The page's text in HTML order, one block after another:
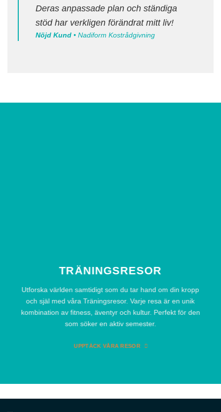
Deras anpassade plan och ständiga
stöd har verkligen förändrat mitt liv!
Nöjd Kund• Nadiform Kostrådgivning
TRÄNINGSRESOR
Utforska världen samtidigt som du tar hand om din kropp
och själ med våra Träningsresor. Varje resa är en unik
kombination av fitness, äventyr och kultur. Perfekt för den
som söker en aktiv semester.
UPPTÄCK VÅRA RESOR